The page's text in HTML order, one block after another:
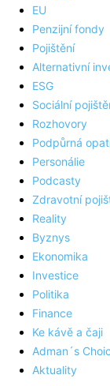
EU
Penzijní fondy
Pojištění
Alternativní
ESG
Sociální
Rozhovory
Podpůrná
Personálie
Podcasty
Zdravotní
Reality
Byznys
Ekonomika
Investice
Politika
Finance
Ke kávě a čaji
Adman´s
Aktuality